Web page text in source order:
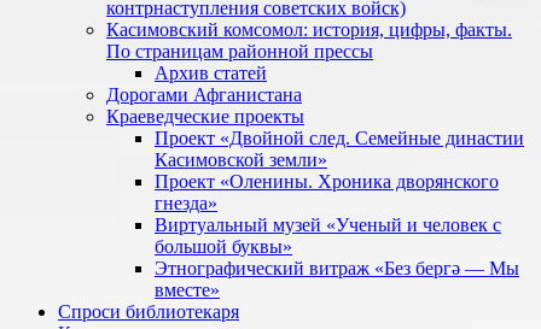
контрнаступления советских войск)
Касимовский комсомол: история, цифры, факты.
По страницам районной прессы
Архив статей
Дорогами Афганистана
Краеведческие проекты
Проект «Двойной след. Семейные династии
Касимовской земли»
Проект «Оленины. Хроника дворянского
гнезда»
Виртуальный музей «Ученый и человек с
большой буквы»
Этнографический витраж «Без бергə — Мы
вместе»
Спроси библиотекаря